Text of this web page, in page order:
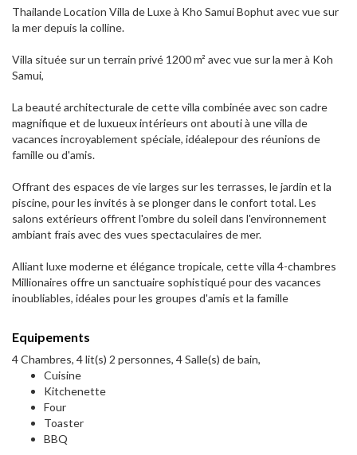
Thailande Location Villa de Luxe à Kho Samui Bophut avec vue sur
la mer depuis la colline.
Villa située sur un terrain privé 1200 m² avec vue sur la mer à Koh
Samui,
La beauté architecturale de cette villa combinée avec son cadre
magnifique et de luxueux intérieurs ont abouti à une villa de
vacances incroyablement spéciale, idéalepour des réunions de
famille ou d'amis.
Offrant des espaces de vie larges sur les terrasses, le jardin et la
piscine, pour les invités à se plonger dans le confort total. Les
salons extérieurs offrent l'ombre du soleil dans l'environnement
ambiant frais avec des vues spectaculaires de mer.
Alliant luxe moderne et élégance tropicale, cette villa 4-chambres
Millionaires offre un sanctuaire sophistiqué pour des vacances
inoubliables, idéales pour les groupes d'amis et la famille
Equipements
4 Chambres, 4 lit(s) 2 personnes, 4 Salle(s) de bain,
Cuisine
Kitchenette
Four
Toaster
BBQ